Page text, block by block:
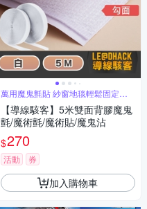
萬用魔鬼氈貼 紗窗地毯輕鬆固定好
拆卸
【導線駭客】5米雙面背膠魔鬼
氈/魔術氈/魔術貼/魔鬼沾
$270
活動 券
加入購物車